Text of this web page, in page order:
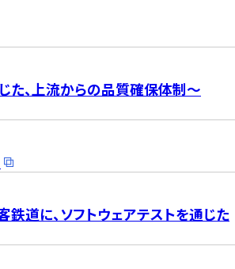
た、上流からの品質確保体制～
道に、ソフトウェアテストを通じた